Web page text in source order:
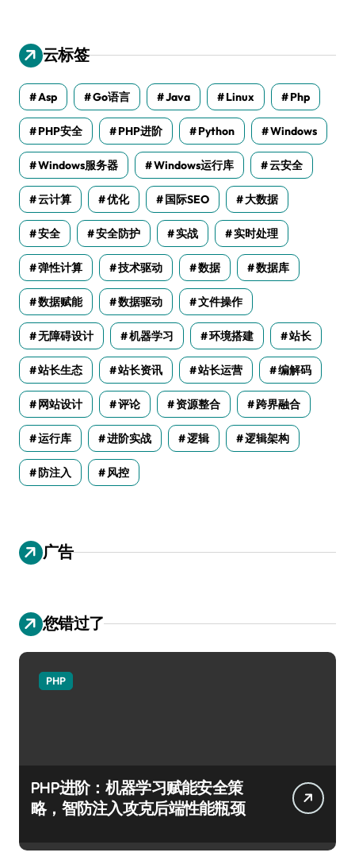
云标签
Asp Go语言 Java Linux Php
PHP安全 PHP进阶 Python Windows
Windows服务器 Windows运行库 云安全
云计算 优化 国际SEO 大数据
安全 安全防护 实战 实时处理
弹性计算 技术驱动 数据 数据库
数据赋能 数据驱动 文件操作
无障碍设计 机器学习 环境搭建 站长
站长生态 站长资讯 站长运营 编解码
网站设计 评论 资源整合 跨界融合
运行库 进阶实战 逻辑 逻辑架构
防注入 风控
广告
您错过了
PHP
PHP进阶：机器学习赋能安全策
略，智防注入攻克后端性能瓶颈